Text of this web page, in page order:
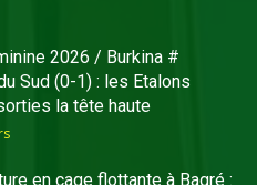
2026 / Burkina #
Sud (0-1) : les Etalons
la tête haute
en cage flottante à Bagré :